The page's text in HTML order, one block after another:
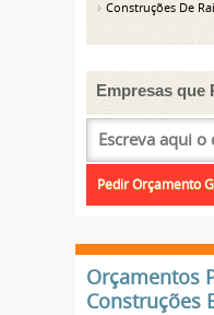
Construções De
Empresas que
Orçamentos
Construções